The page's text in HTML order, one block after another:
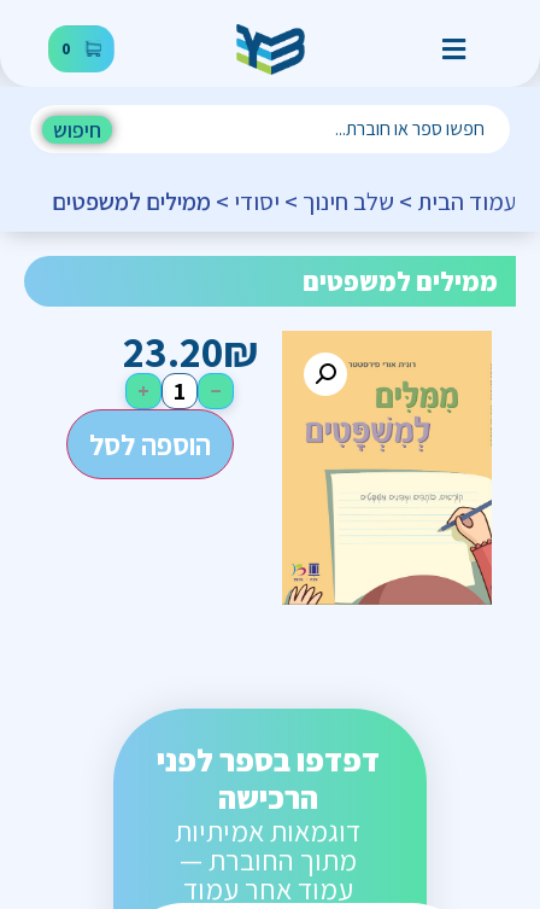
0
חיפוש
עמוד הבית > שלב חינוך > יסודי > ממילים למשפטים
ממילים למשפטים
23.20₪
−
+
הוספה לסל
דפדפו בספר לפני
הרכישה
דוגמאות אמיתיות
מתוך החוברת —
עמוד אחר עמוד